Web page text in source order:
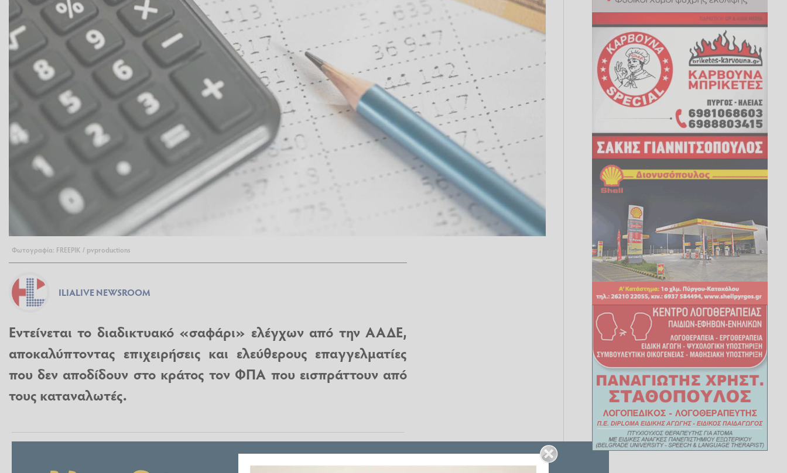
Φωτογραφία: FREEPIK / pvproductions
ILIALIVE NEWSROOM
Εντείνεται το διαδικτυακό «σαφάρι» ελέγχων από την ΑΑΔΕ,
αποκαλύπτοντας επιχειρήσεις και ελεύθερους επαγγελματίες
που δεν αποδίδουν στο κράτος τον ΦΠΑ που εισπράττουν από
τους καταναλωτές.